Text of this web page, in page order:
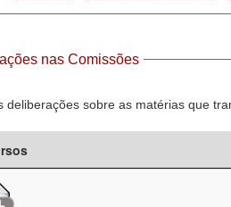
nas Comissões
deliberações sobre as matérias que